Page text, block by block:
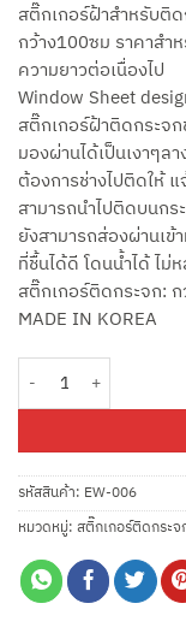
สติ๊กเกอร์ฝ้าสำหรับติ
กว้าง100ซม ราคาสำ
ความยาวต่อเนื่องไป
Window Sheet
สติ๊กเกอร์ฝ้าติดกระจ
มองผ่านได้เป็นเงาๆล
ต้องการช่างไปติดให้
สามารถนำไปติดบนก
ยังสามารถส่องผ่านเข้
ที่ชื้นได้ดี โดนน้ำได้ ไม่
สติ๊กเกอร์ติดกระจก:
MADE IN KOREA
รหัสสินค้า: EW-006
หมวดหมู่: สติ๊กเกอร์ติดกระจ